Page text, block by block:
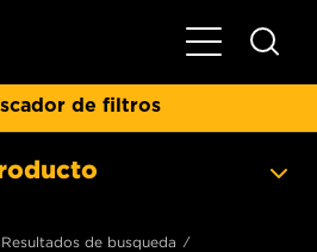
Toggle
de filtros
Resultados de busqueda